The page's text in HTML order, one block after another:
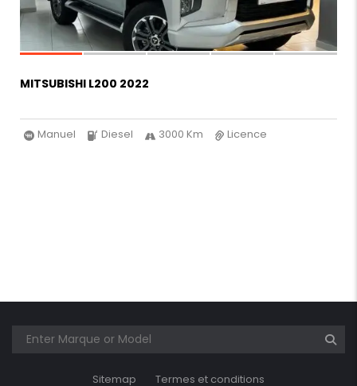
MITSUBISHI L200 2022
Manuel Diesel 3000 Km Licence
Sitemap Termes et conditions